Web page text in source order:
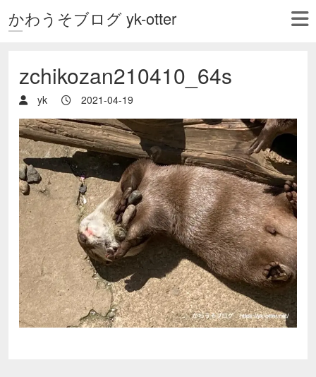
かわうそブログ yk-otter
zchikozan210410_64s
yk 2021-04-19